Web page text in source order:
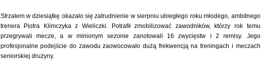
Strzałem w dziesiątkę okazało się zatrudnienie w sierpniu ubiegłego roku młodego, ambitnego
trenera Piotra Klimczyka z Wieliczki. Potrafił zmobilizować zawodników, którzy rok temu
przegrywali mecze, a w minionym sezonie zanotowali 16 zwycięstw i 2 remisy. Jego
profesjonalne podejście do zawodu zaowocowało dużą frekwencją na treningach i meczach
seniorskiej drużyny.